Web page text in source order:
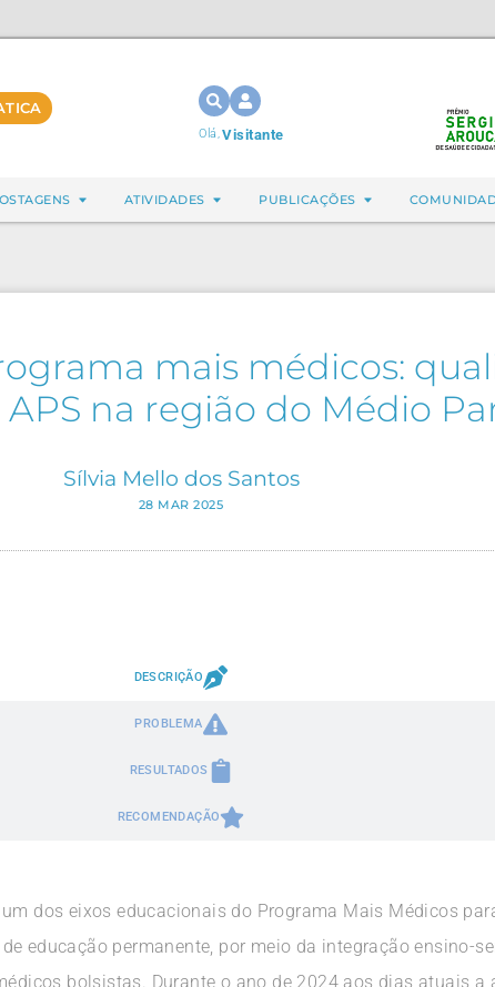
Olá,Visitante
ATIVIDADES PUBLICAÇÕES
mais médicos:
na região do Médio
Sílvia Mello dos Santos
28 MAR 2025
DESCRIÇÃO
PROBLEMA
RESULTADOS
RECOMENDAÇÃO
dos eixos educacionais do Programa Mais Médicos
educação permanente, por meio da integração ensino-
bolsistas. Durante o ano de 2024 aos dias atuais a